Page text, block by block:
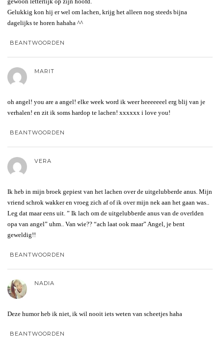
Gelukkig kon hij er wel om lachen, krijg het alleen nog steeds bijna
dagelijks te horen hahaha ^^
BEANTWOORDEN
MARIT
oh angel! you are a angel! elke week word ik weer heeeeeeel erg blij van je
verhalen! en zit ik soms hardop te lachen! xxxxxx i love you!
BEANTWOORDEN
VERA
Ik heb in mijn broek gepiest van het lachen over de uitgelubberde anus. Mijn
vriend schrok wakker en vroeg zich af of ik over mijn nek aan het gaan was..
Leg dat maar eens uit. ” Ik lach om de uitgelubberde anus van de overlden
opa van angel” uhm.. Van wie?? “ach laat ook maar” Angel, je bent
geweldig!!
BEANTWOORDEN
NADIA
Deze humor heb ik niet, ik wil nooit iets weten van scheetjes haha
BEANTWOORDEN